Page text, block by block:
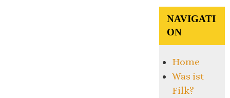
NAVIGATI
ON
Home
Was ist
Filk?